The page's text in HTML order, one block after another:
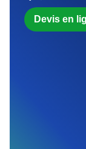
Devis en